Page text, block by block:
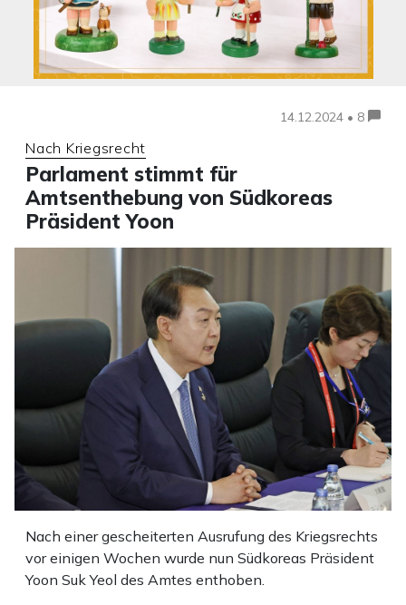
14.12.2024 • 8
Nach Kriegsrecht
Parlament stimmt für
Amtsenthebung von Südkoreas
Präsident Yoon
Nach einer gescheiterten Ausrufung des Kriegsrechts
vor einigen Wochen wurde nun Südkoreas Präsident
Yoon Suk Yeol des Amtes enthoben.